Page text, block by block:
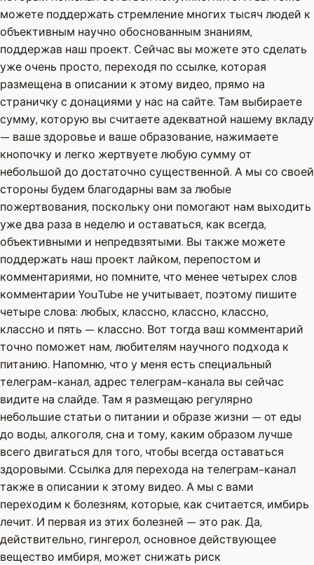
можете поддержать стремление многих тысяч людей к
объективным научно обоснованным знаниям,
поддержав наш проект. Сейчас вы можете это сделать
уже очень просто, переходя по ссылке, которая
размещена в описании к этому видео, прямо на
страничку с донациями у нас на сайте. Там выбираете
сумму, которую вы считаете адекватной нашему вкладу
— ваше здоровье и ваше образование, нажимаете
кнопочку и легко жертвуете любую сумму от
небольшой до достаточно существенной. А мы со своей
стороны будем благодарны вам за любые
пожертвования, поскольку они помогают нам выходить
уже два раза в неделю и оставаться, как всегда,
объективными и непредвзятыми. Вы также можете
поддержать наш проект лайком, перепостом и
комментариями, но помните, что менее четырех слов
комментарии YouTube не учитывает, поэтому пишите
четыре слова: любых, классно, классно, классно,
классно и пять — классно. Вот тогда ваш комментарий
точно поможет нам, любителям научного подхода к
питанию. Напомню, что у меня есть специальный
телеграм-канал, адрес телеграм-канала вы сейчас
видите на слайде. Там я размещаю регулярно
небольшие статьи о питании и образе жизни — от еды
до воды, алкоголя, сна и тому, каким образом лучше
всего двигаться для того, чтобы всегда оставаться
здоровыми. Ссылка для перехода на телеграм-канал
также в описании к этому видео. А мы с вами
переходим к болезням, которые, как считается, имбирь
лечит. И первая из этих болезней — это рак. Да,
действительно, гингерол, основное действующее
вещество имбиря, может снижать риск